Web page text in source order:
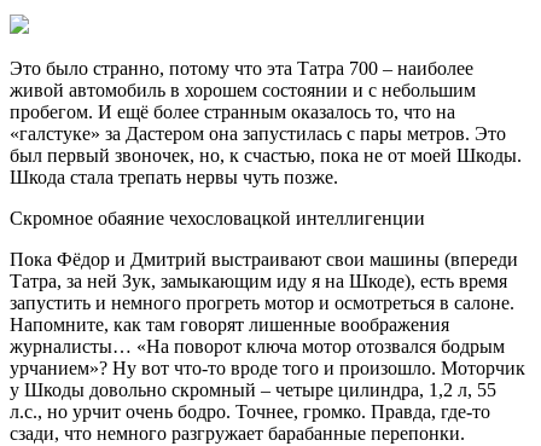
Это было странно, потому что эта Татра 700 – наиболее
живой автомобиль в хорошем состоянии и с небольшим
пробегом. И ещё более странным оказалось то, что на
«галстуке» за Дастером она запустилась с пары метров. Это
был первый звоночек, но, к счастью, пока не от моей Шкоды.
Шкода стала трепать нервы чуть позже.
Скромное обаяние чехословацкой интеллигенции
Пока Фёдор и Дмитрий выстраивают свои машины (впереди
Татра, за ней Зук, замыкающим иду я на Шкоде), есть время
запустить и немного прогреть мотор и осмотреться в салоне.
Напомните, как там говорят лишенные воображения
журналисты… «На поворот ключа мотор отозвался бодрым
урчанием»? Ну вот что-то вроде того и произошло. Моторчик
у Шкоды довольно скромный – четыре цилиндра, 1,2 л, 55
л.с., но урчит очень бодро. Точнее, громко. Правда, где-то
сзади, что немного разгружает барабанные перепонки.